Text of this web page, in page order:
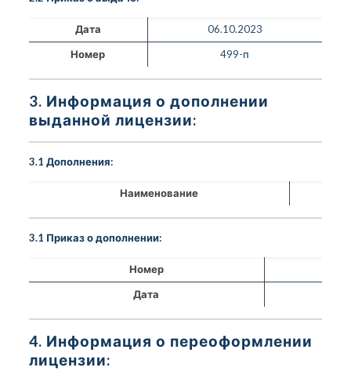
Дата
06.10.2023
Номер
499-п
3. Информация о дополнении
выданной лицензии:
3.1 Дополнения:
Наименование
3.1 Приказ о дополнении:
Номер
Дата
4. Информация о переоформлении
лицензии: